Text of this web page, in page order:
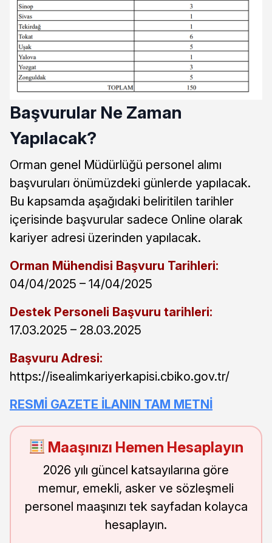
Başvurular Ne Zaman
Yapılacak?
Orman genel Müdürlüğü personel alımı
başvuruları önümüzdeki günlerde yapılacak.
Bu kapsamda aşağıdaki beliritilen tarihler
içerisinde başvurular sadece Online olarak
kariyer adresi üzerinden yapılacak.
Orman Mühendisi Başvuru Tarihleri:
04/04/2025 – 14/04/2025
Destek Personeli Başvuru tarihleri:
17.03.2025 – 28.03.2025
Başvuru Adresi:
https://isealimkariyerkapisi.cbiko.gov.tr/
RESMİ GAZETE İLANIN TAM METNİ
Maaşınızı Hemen Hesaplayın
2026 yılı güncel katsayılarına göre
memur, emekli, asker ve sözleşmeli
personel maaşınızı tek sayfadan kolayca
hesaplayın.